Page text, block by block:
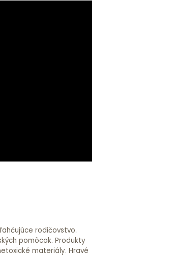
rodičovstvo.
pomôcok. Produkty
materiály. Hravé